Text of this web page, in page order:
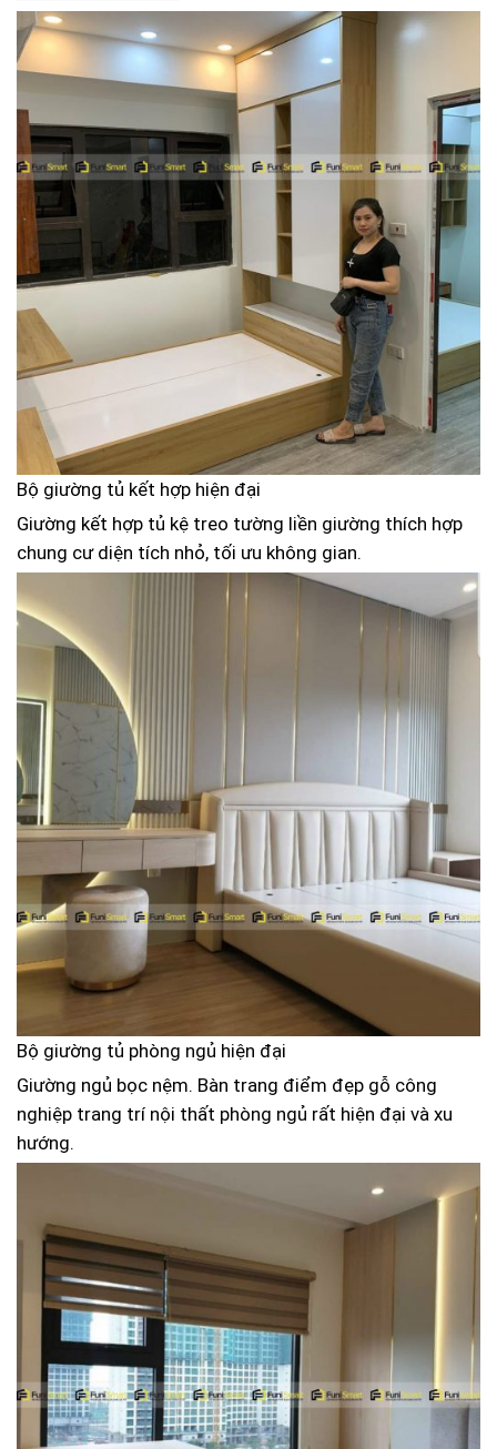
Bộ giường tủ kết hợp hiện đại
Giường kết hợp tủ kệ treo tường liền giường thích hợp
chung cư diện tích nhỏ, tối ưu không gian.
Bộ giường tủ phòng ngủ hiện đại
Giường ngủ bọc nệm. Bàn trang điểm đẹp gỗ công
nghiệp trang trí nội thất phòng ngủ rất hiện đại và xu
hướng.